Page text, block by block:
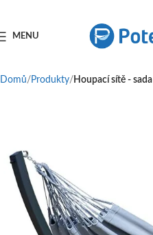
MENU
Domů Produkty Houpací sítě - sada